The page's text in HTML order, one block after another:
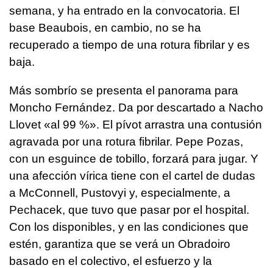
semana, y ha entrado en la convocatoria. El
base Beaubois, en cambio, no se ha
recuperado a tiempo de una rotura fibrilar y es
baja.
Más sombrío se presenta el panorama para
Moncho Fernández. Da por descartado a Nacho
Llovet «al 99 %». El pívot arrastra una contusión
agravada por una rotura fibrilar. Pepe Pozas,
con un esguince de tobillo, forzará para jugar. Y
una afección vírica tiene con el cartel de dudas
a McConnell, Pustovyi y, especialmente, a
Pechacek, que tuvo que pasar por el hospital.
Con los disponibles, y en las condiciones que
estén, garantiza que se verá un Obradoiro
basado en el colectivo, el esfuerzo y la